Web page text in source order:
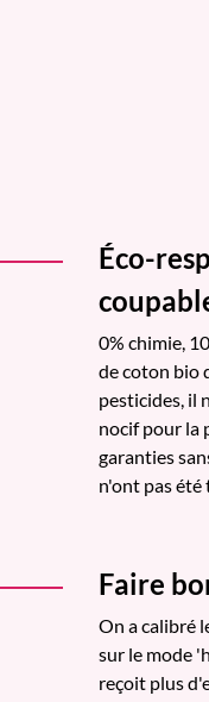
Éco-
0% chimie,
de coton bio
pesticides, il
nocif pour la
garanties
n'ont pas été
Faire
On a calibré
sur le mode
reçoit plus